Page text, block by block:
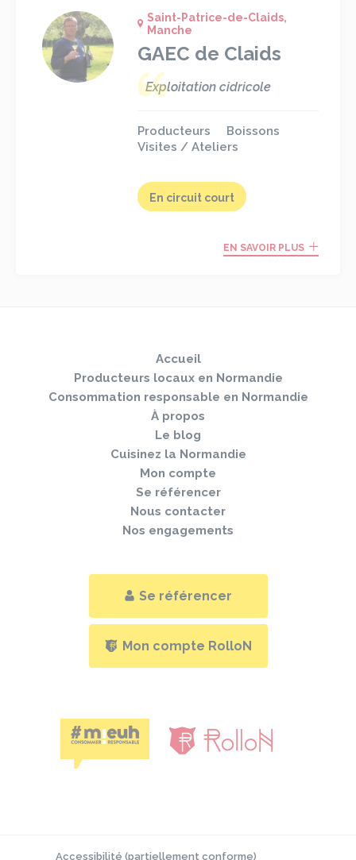
Saint-Patrice-de-Claids,
Manche
GAEC de Claids
Exploitation cidricole
Producteurs
Boissons
Visites / Ateliers
En circuit court
EN SAVOIR PLUS
Accueil
Producteurs locaux en Normandie
Consommation responsable en Normandie
À propos
Le blog
Cuisinez la Normandie
Mon compte
Se référencer
Nous contacter
Nos engagements
Se référencer
Mon compte RolloN
Accessibilité (partiellement conforme)